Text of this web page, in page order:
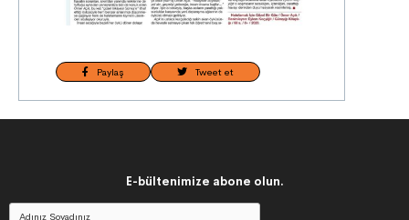
Paylaş Tweet et
E-bültenimize abone olun.